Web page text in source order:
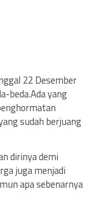
22 Desember
beda.Ada yang
sudah berjuang
dirinya demi
juga menjadi
apa sebenarnya